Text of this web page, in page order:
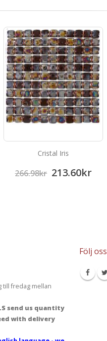
Cristal Iris
266.98kr 213.60kr
till fredag mellan
send us quantity
with delivery
Följ oss